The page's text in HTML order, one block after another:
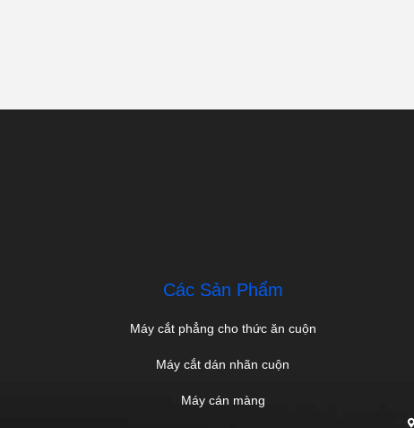
Các Sản Phẩm
Máy cắt phẳng cho thức ăn cuộn
Máy cắt dán nhãn cuộn
Máy cán màng